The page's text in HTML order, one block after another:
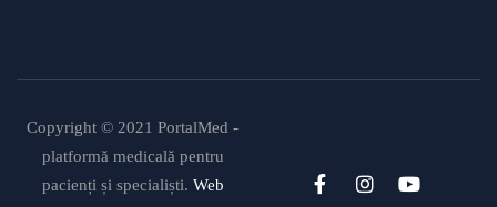
Copyright © 2021 PortalMed -
platformă medicală pentru
pacienți și specialiști. Web